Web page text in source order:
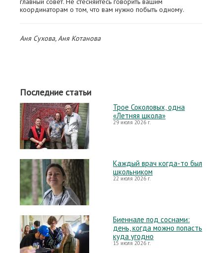
координаторам о том, что вам нужно побыть одному.
Аня Сухова, Аня Котанова
Последние статьи
Трое Соколовых, одна
«Летняя школа»
29 июля 2026 г.
Каждый врач когда-то был
школьником
22 июля 2026 г.
Биеннале под соснами:
день, когда можно попасть
куда угодно
15 июля 2026 г.